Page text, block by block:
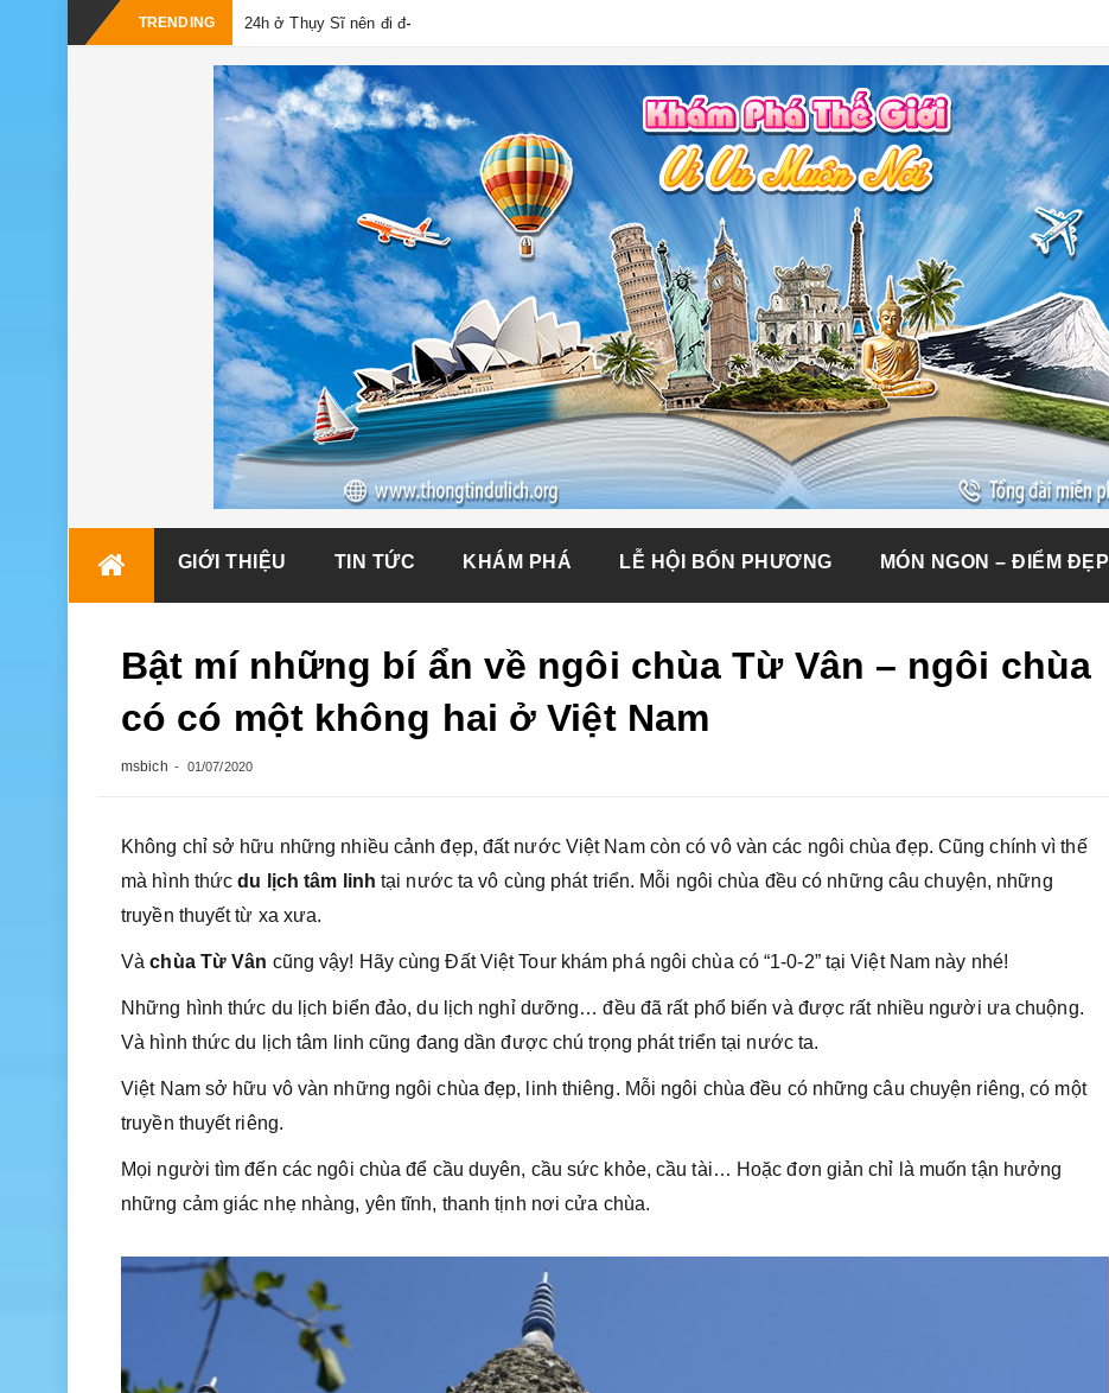
TRENDING 24h ở Thụy Sĩ nên đi đâu, chơi gì?
GIỚI THIỆU TIN TỨC KHÁM PHÁ LỄ HỘI BỐN PHƯƠNG MÓN NGON – ĐIỂM ĐẸP
Bật mí những bí ẩn về ngôi chùa Từ Vân – ngôi chùa
có có một không hai ở Việt Nam
msbich 01/07/2020
Không chỉ sở hữu những nhiều cảnh đẹp, đất nước Việt Nam còn có vô vàn các ngôi chùa đẹp. Cũng chính vì thế
mà hình thứcdu lịch tâm linh tại nước ta vô cùng phát triển. Mỗi ngôi chùa đều có những câu chuyện, những
truyền thuyết từ xa xưa.
Vàchùa Từ Vân cũng vậy! Hãy cùng Đất Việt Tour khám phá ngôi chùa có “1-0-2” tại Việt Nam này nhé!
Những hình thức du lịch biển đảo, du lịch nghỉ dưỡng… đều đã rất phổ biến và được rất nhiều người ưa chuộng.
Và hình thức du lịch tâm linh cũng đang dần được chú trọng phát triển tại nước ta.
Việt Nam sở hữu vô vàn những ngôi chùa đẹp, linh thiêng. Mỗi ngôi chùa đều có những câu chuyện riêng, có một
truyền thuyết riêng.
Mọi người tìm đến các ngôi chùa để cầu duyên, cầu sức khỏe, cầu tài… Hoặc đơn giản chỉ là muốn tận hưởng
những cảm giác nhẹ nhàng, yên tĩnh, thanh tịnh nơi cửa chùa.